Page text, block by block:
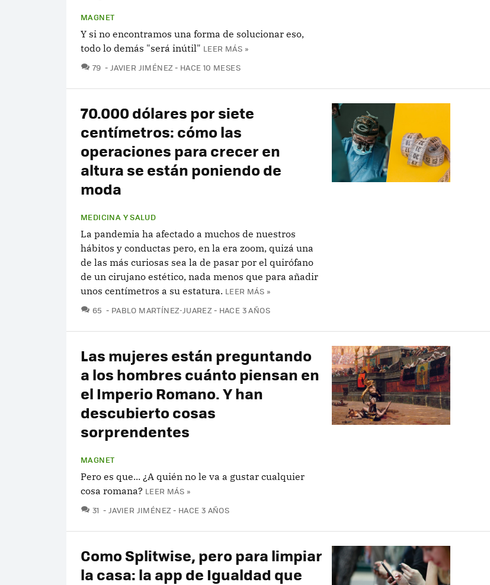
MAGNET
Y si no encontramos una forma de solucionar eso,
todo lo demás "será inútil" LEER MÁS »
79 COMENTARIOS
JAVIER JIMÉNEZ HACE 10 MESES
70.000 dólares por siete
centímetros: cómo las
operaciones para crecer en
altura se están poniendo de
moda
MEDICINA Y SALUD
La pandemia ha afectado a muchos de nuestros
hábitos y conductas pero, en la era zoom, quizá una
de las más curiosas sea la de pasar por el quirófano
de un cirujano estético, nada menos que para añadir
unos centímetros a su estatura. LEER MÁS »
65 COMENTARIOS
PABLO MARTÍNEZ-JUAREZ HACE 3 AÑOS
Las mujeres están preguntando
a los hombres cuánto piensan en
el Imperio Romano. Y han
descubierto cosas
sorprendentes
MAGNET
Pero es que... ¿A quién no le va a gustar cualquier
cosa romana? LEER MÁS »
31 COMENTARIOS
JAVIER JIMÉNEZ HACE 3 AÑOS
Como Splitwise, pero para limpiar
la casa: la app de Igualdad que